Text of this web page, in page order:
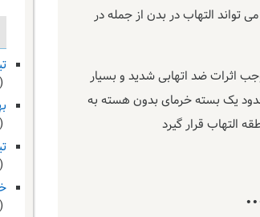
تواند التهاب در بدن از جمله در
بدون هسته و با قطر حدود ۲ سانتی متر موجب اثرات ضد اتهابی شدید و بسیار
یک بسته خرمای بدون هسته به
(۲)
(۳)